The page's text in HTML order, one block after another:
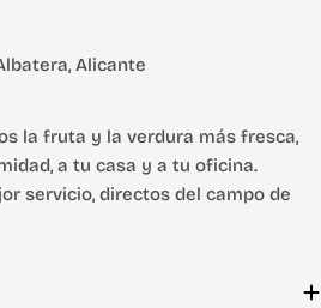
Alicante
la fruta y la verdura más fresca,
a tu casa y a tu oficina.
servicio, directos del campo de